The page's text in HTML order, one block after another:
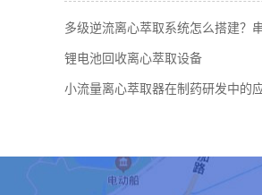
多级逆流离心萃取系统怎么搭建？
锂电池回收离心萃取设备
小流量离心萃取器在制药研发中的